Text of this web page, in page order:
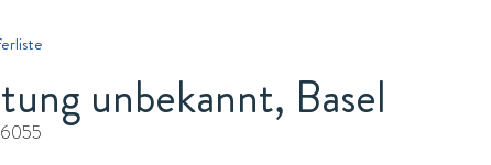
unbekannt, Basel
6055